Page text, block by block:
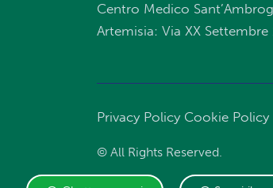
Centro Medico
Artemisia: Via XX Settembre
Privacy Policy Cookie Policy
© All Rights Reserved.